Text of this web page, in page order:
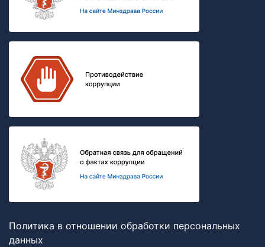
Политика в отношении обработки персональных
данных